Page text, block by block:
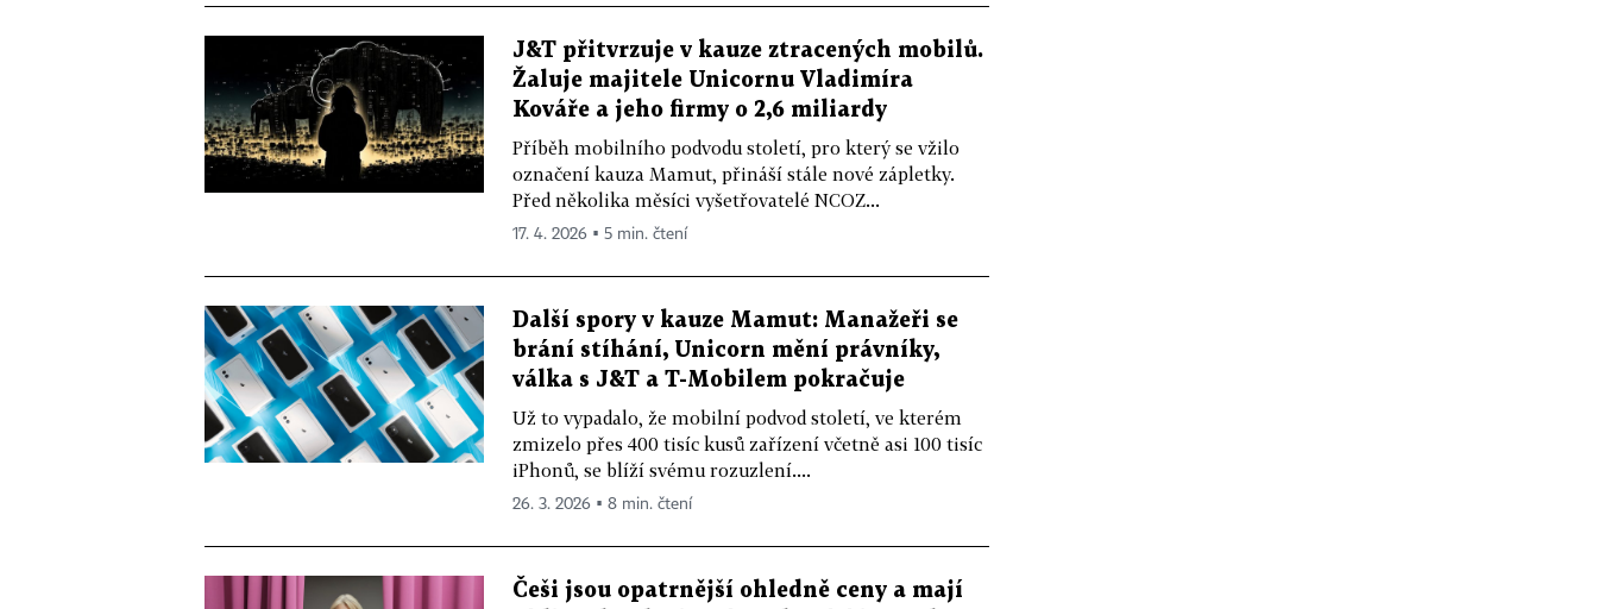
J&T přitvrzuje v kauze ztracených mobilů.
Žaluje majitele Unicornu Vladimíra
Kováře a jeho firmy o 2,6 miliardy
Příběh mobilního podvodu století, pro který se vžilo
označení kauza Mamut, přináší stále nové zápletky.
Před několika měsíci vyšetřovatelé NCOZ...
17. 4. 2026 ▪ 5 min. čtení
Další spory v kauze Mamut: Manažeři se
brání stíhání, Unicorn mění právníky,
válka s J&T a T-Mobilem pokračuje
Už to vypadalo, že mobilní podvod století, ve kterém
zmizelo přes 400 tisíc kusů zařízení včetně asi 100 tisíc
iPhonů, se blíží svému rozuzlení....
26. 3. 2026 ▪ 8 min. čtení
Češi jsou opatrnější ohledně ceny a mají